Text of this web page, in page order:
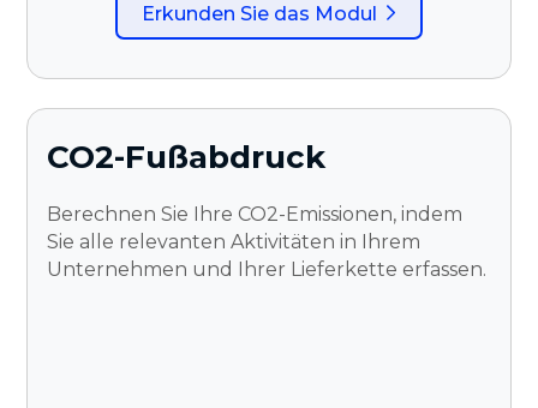
Erkunden Sie das Modul
CO2-Fußabdruck
Berechnen Sie Ihre CO2-Emissionen, indem
Sie alle relevanten Aktivitäten in Ihrem
Unternehmen und Ihrer Lieferkette erfassen.